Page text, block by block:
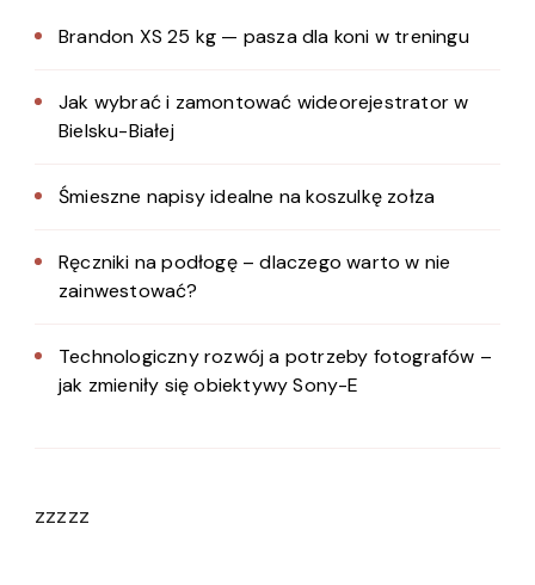
Brandon XS 25 kg — pasza dla koni w treningu
Jak wybrać i zamontować wideorejestrator w
Bielsku-Białej
Śmieszne napisy idealne na koszulkę zołza
Ręczniki na podłogę – dlaczego warto w nie
zainwestować?
Technologiczny rozwój a potrzeby fotografów –
jak zmieniły się obiektywy Sony-E
zzzzz